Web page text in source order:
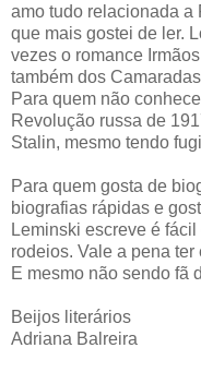
amo tudo relacionada a
que mais gostei de ler.
vezes o romance
também dos
Para quem não
Revolução russa de
Stalin, mesmo tendo
Para quem gosta de
biografias rápidas e
Leminski escreve é
rodeios. Vale a pena
E mesmo não sendo fã
Beijos literários
Adriana Balreira